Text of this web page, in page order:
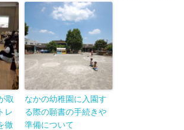
取
レ
徹
なかの幼稚園に入園す
る際の願書の手続きや
準備について